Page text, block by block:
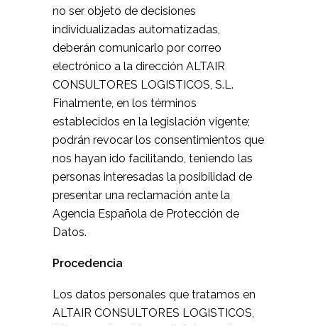
no ser objeto de decisiones
individualizadas automatizadas,
deberán comunicarlo por correo
electrónico a la dirección ALTAIR
CONSULTORES LOGISTICOS, S.L.
Finalmente, en los términos
establecidos en la legislación vigente;
podrán revocar los consentimientos que
nos hayan ido facilitando, teniendo las
personas interesadas la posibilidad de
presentar una reclamación ante la
Agencia Española de Protección de
Datos.
Procedencia
Los datos personales que tratamos en
ALTAIR CONSULTORES LOGISTICOS,